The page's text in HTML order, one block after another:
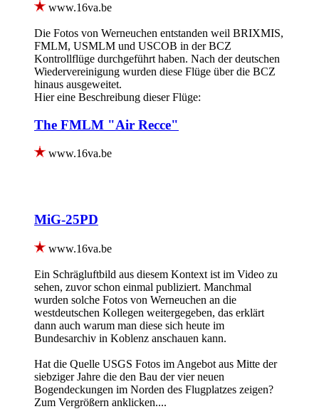
www.16va.be
Die Fotos von Werneuchen entstanden weil BRIXMIS,
FMLM, USMLM und USCOB in der BCZ
Kontrollflüge durchgeführt haben. Nach der deutschen
Wiedervereinigung wurden diese Flüge über die BCZ
hinaus ausgeweitet.
Hier eine Beschreibung dieser Flüge:
The FMLM "Air Recce"
www.16va.be
MiG-25PD
www.16va.be
Ein Schrägluftbild aus diesem Kontext ist im Video zu
sehen, zuvor schon einmal publiziert. Manchmal
wurden solche Fotos von Werneuchen an die
westdeutschen Kollegen weitergegeben, das erklärt
dann auch warum man diese sich heute im
Bundesarchiv in Koblenz anschauen kann.
Hat die Quelle USGS Fotos im Angebot aus Mitte der
siebziger Jahre die den Bau der vier neuen
Bogendeckungen im Norden des Flugplatzes zeigen?
Zum Vergrößern anklicken....